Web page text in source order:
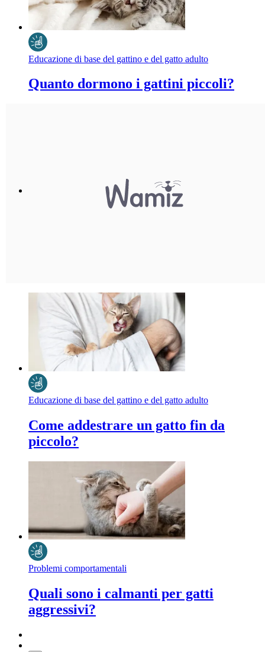
Educazione di base del gattino e del gatto adulto
Quanto dormono i gattini piccoli?
Educazione di base del gattino e del gatto adulto
Come addestrare un gatto fin da
piccolo?
Problemi comportamentali
Quali sono i calmanti per gatti
aggressivi?